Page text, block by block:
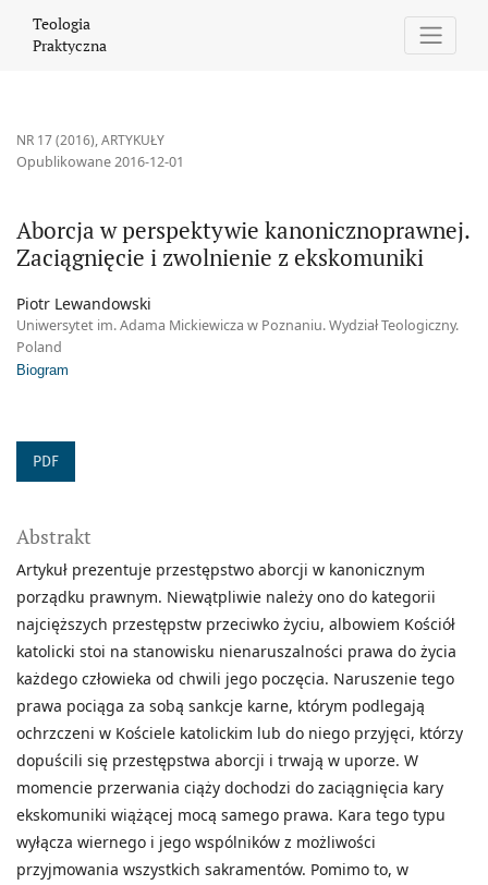
Teologia
Praktyczna
NR 17 (2016),ARTYKUŁY
Aborcja w perspektywie kanonicznoprawnej.
Zaciągnięcie i zwolnienie z ekskomuniki
Opublikowane 2016-12-01
Piotr Lewandowski
Uniwersytet im. Adama Mickiewicza w Poznaniu. Wydział Teologiczny.
Poland
Biogram
PDF
Abstrakt
Artykuł prezentuje przestępstwo aborcji w kanonicznym
porządku prawnym. Niewątpliwie należy ono do kategorii
najcięższych przestępstw przeciwko życiu, albowiem Kościół
katolicki stoi na stanowisku nienaruszalności prawa do życia
każdego człowieka od chwili jego poczęcia. Naruszenie tego
prawa pociąga za sobą sankcje karne, którym podlegają
ochrzczeni w Kościele katolickim lub do niego przyjęci, którzy
dopuścili się przestępstwa aborcji i trwają w uporze. W
momencie przerwania ciąży dochodzi do zaciągnięcia kary
ekskomuniki wiążącej mocą samego prawa. Kara tego typu
wyłącza wiernego i jego wspólników z możliwości
przyjmowania wszystkich sakramentów. Pomimo to, w